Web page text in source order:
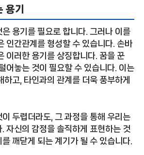
용기
은 용기를 필요로 합니다. 그러나 이를
인간관계를 형성할 수 있습니다. 손바
이러한 용기를 상징합니다. 꿈을 꾼
어놓는 것이 필요할 수 있습니다. 이는
하고, 타인과의 관계를 더욱 풍부하게
이 두렵더라도, 그 과정을 통해 우리는
자신의 감정을 솔직하게 표현하는 것
깨닫게 되는 계기가 될 수 있습니다.